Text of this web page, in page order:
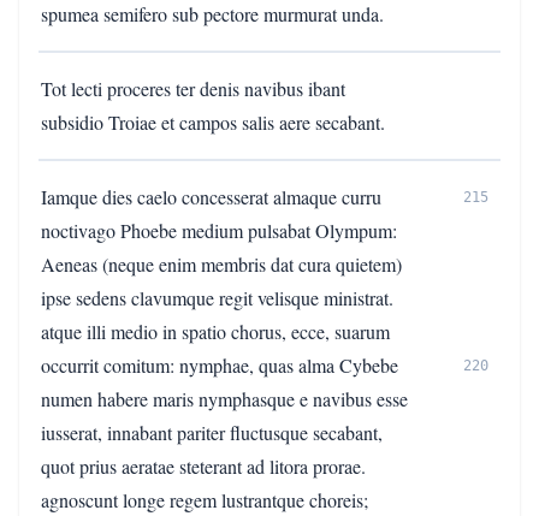
spumea semifero sub pectore murmurat unda.
Tot lecti proceres ter denis navibus ibant
subsidio Troiae et campos salis aere secabant.
Iamque dies caelo concesserat almaque curru 215
noctivago Phoebe medium pulsabat Olympum:
Aeneas (neque enim membris dat cura quietem)
ipse sedens clavumque regit velisque ministrat.
atque illi medio in spatio chorus, ecce, suarum
occurrit comitum: nymphae, quas alma Cybebe
220
numen habere maris nymphasque e navibus esse
iusserat, innabant pariter fluctusque secabant,
quot prius aeratae steterant ad litora prorae.
agnoscunt longe regem lustrantque choreis;